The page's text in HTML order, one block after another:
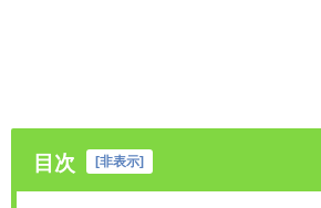
目次 [非表示]